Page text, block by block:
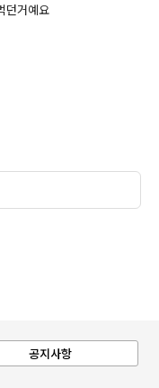
던거예요
공지사항